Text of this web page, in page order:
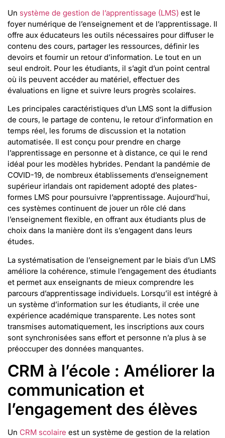
Un système de gestion de l’apprentissage (LMS) est le
foyer numérique de l’enseignement et de l’apprentissage. Il
offre aux éducateurs les outils nécessaires pour diffuser le
contenu des cours, partager les ressources, définir les
devoirs et fournir un retour d’information. Le tout en un
seul endroit. Pour les étudiants, il s’agit d’un point central
où ils peuvent accéder au matériel, effectuer des
évaluations en ligne et suivre leurs progrès scolaires.
Les principales caractéristiques d’un LMS sont la diffusion
de cours, le partage de contenu, le retour d’information en
temps réel, les forums de discussion et la notation
automatisée. Il est conçu pour prendre en charge
l’apprentissage en personne et à distance, ce qui le rend
idéal pour les modèles hybrides. Pendant la pandémie de
COVID-19, de nombreux établissements d’enseignement
supérieur irlandais ont rapidement adopté des plates-
formes LMS pour poursuivre l’apprentissage. Aujourd’hui,
ces systèmes continuent de jouer un rôle clé dans
l’enseignement flexible, en offrant aux étudiants plus de
choix dans la manière dont ils s’engagent dans leurs
études.
La systématisation de l’enseignement par le biais d’un LMS
améliore la cohérence, stimule l’engagement des étudiants
et permet aux enseignants de mieux comprendre les
parcours d’apprentissage individuels. Lorsqu’il est intégré à
un système d’information sur les étudiants, il crée une
expérience académique transparente. Les notes sont
transmises automatiquement, les inscriptions aux cours
sont synchronisées sans effort et personne n’a plus à se
préoccuper des données manquantes.
CRM à l’école : Améliorer la
communication et
l’engagement des élèves
Un CRM scolaire est un système de gestion de la relation